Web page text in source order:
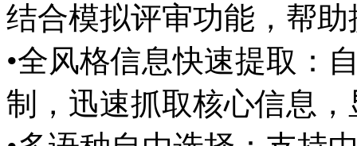
结合模拟评审功能，帮
•全风格信息快速提取：
制，迅速抓取核心信息